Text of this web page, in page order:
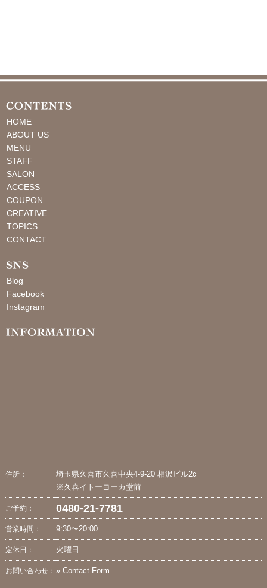
HOME
ABOUT US
MENU
STAFF
SALON
ACCESS
COUPON
CREATIVE
TOPICS
CONTACT
Blog
Facebook
Instagram
住所：
埼玉県久喜市久喜中央4-9-20 相沢ビル2c
※久喜イトーヨーカ堂前
ご予約： 0480-21-7781
営業時間： 9:30〜20:00
定休日： 火曜日
お問い合わせ： » Contact Form